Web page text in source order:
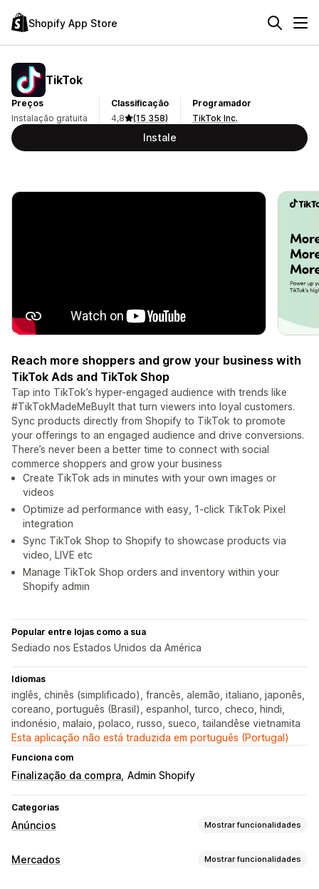
Shopify App Store
TikTok
Preços
Instalação gratuita
Classificação
4,8
(15 358)
Programador
TikTok Inc.
Instale
Reach more shoppers and grow your business with
TikTok Ads and TikTok Shop
Tap into TikTok’s hyper-engaged audience with trends like
#TikTokMadeMeBuyIt that turn viewers into loyal customers.
Sync products directly from Shopify to TikTok to promote
your offerings to an engaged audience and drive conversions.
There’s never been a better time to connect with social
commerce shoppers and grow your business
Create TikTok ads in minutes with your own images or
videos
Optimize ad performance with easy, 1-click TikTok Pixel
integration
Sync TikTok Shop to Shopify to showcase products via
video, LIVE etc
Manage TikTok Shop orders and inventory within your
Shopify admin
Popular entre lojas como a sua
Sediado nos Estados Unidos da América
Idiomas
inglês, chinês (simplificado), francês, alemão, italiano, japonês,
coreano, português (Brasil), espanhol, turco, checo, hindi,
indonésio, malaio, polaco, russo, sueco, tailandêse vietnamita
Esta aplicação não está traduzida em português (Portugal)
Funciona com
Finalização da compra Admin Shopify
Categorias
Anúncios Mostrar funcionalidades
Direcionamento
Mercados Mostrar funcionalidades